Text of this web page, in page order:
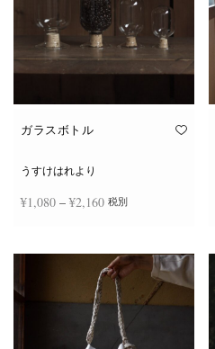
ガラスボトル
うすけはれより
¥1,080 – ¥2,160価格
–
¥2,160
税別
の
商
品
に
は
複
数